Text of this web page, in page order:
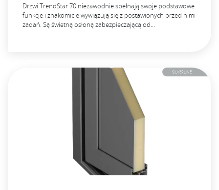
Drzwi TrendStar 70 niezawodnie spełnają swoje podstawowe
funkcje i znakomicie wywiązują się z postawionych przed nimi
zadań. Są świetną osłoną zabezpieczającą od…
SILVERLINE